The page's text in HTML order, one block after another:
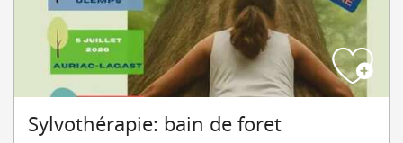
Sylvothérapie: bain de foret